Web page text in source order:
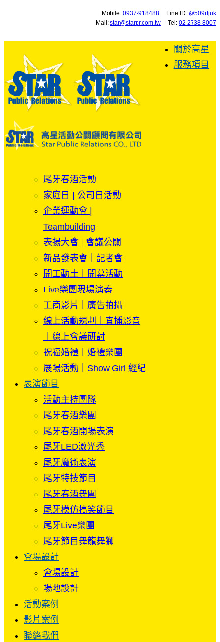
Mobile: 0937-918488 Line ID: @509rfjuk
Mail: star@starpr.com.tw Tel: 02 2738 8007
關於高星
服務項目
尾牙春酒活動
家庭日 | 公司日活動
企業運動會 |
Teambuilding
表揚大會 | 會議公關
新品發表會｜記者會
開工動土｜開幕活動
Live樂團現場演奏
工商影片｜廣告拍攝
線上活動規劃｜直播影音
｜線上會議研討
祝福婚禮｜婚禮樂團
展場活動｜Show Girl 經紀
表演節目
活動主持團隊
尾牙春酒樂團
尾牙春酒開場表演
尾牙LED激光秀
尾牙魔術表演
尾牙特技節目
尾牙春酒舞團
尾牙模仿搞笑節目
尾牙Live樂團
尾牙節目舞龍舞獅
會場設計
會場設計
場地設計
活動案例
影片案例
聯絡我們